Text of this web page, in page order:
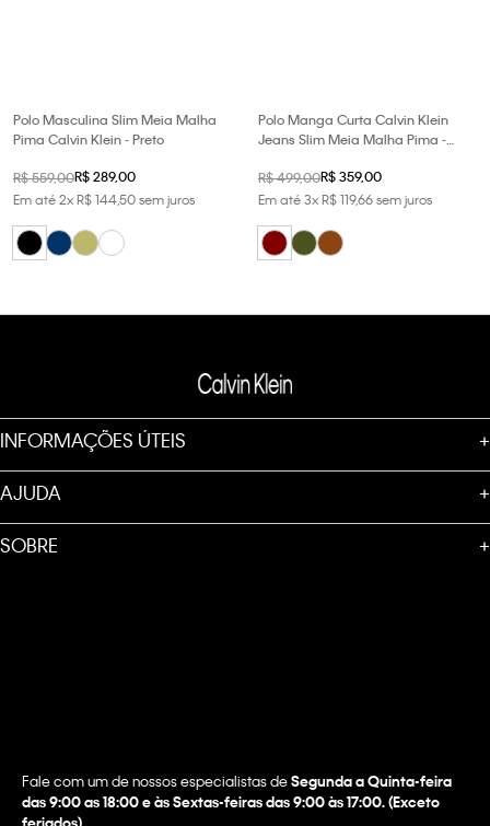
Polo Masculina Slim Meia Malha
Pima Calvin Klein - Preto
R$559,00R$289,00
Em até2xR$144,50sem juros
Polo Manga Curta Calvin Klein
Jeans Slim Meia Malha Pima -
R$499,00R$359,00
Em até3xR$119,66sem juros
INFORMAÇÕES ÚTEIS +
AJUDA +
SOBRE +
Fale com um de nossos especialistas deSegunda a Quinta-feira
das 9:00 as 18:00 e às Sextas-feiras das 9:00 às 17:00. (Exceto